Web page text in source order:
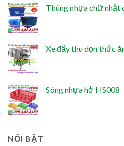
Thùng nhựa chữ nhật
Xe đẩy thu dọn thức
Sóng nhựa hở HS008
NỔI BẬT